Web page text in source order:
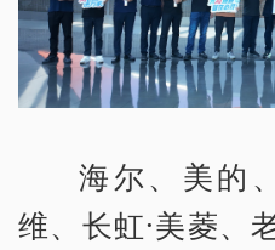
海尔、美的
维、长虹·美菱、